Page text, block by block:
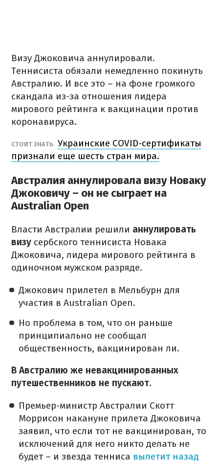
Визу Джоковича аннулировали.
Теннисиста обязали немедленно покинуть
Австралию. И все это – на фоне громкого
скандала из-за отношения лидера
мирового рейтинга к вакцинации против
коронавируса.
СТОИТ ЗНАТЬ Украинские COVID-сертификаты
признали еще шесть стран мира.
Австралия аннулировала визу Новаку
Джоковичу – он не сыграет на
Australian Open
Власти Австралии решили аннулировать
визу сербского теннисиста Новака
Джоковича, лидера мирового рейтинга в
одиночном мужском разряде.
Джокович прилетел в Мельбурн для
участия в Australian Open.
Но проблема в том, что он раньше
принципиально не сообщал
общественность, вакцинирован ли.
В Австралию же невакцинированных
путешественников не пускают.
Премьер-министр Австралии Скотт
Моррисон накануне прилета Джоковича
заявил, что если тот не вакцинирован, то
исключений для него никто делать не
будет – и звезда тенниса вылетит назад